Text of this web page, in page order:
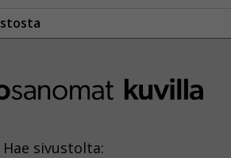
Hae sivustolta: